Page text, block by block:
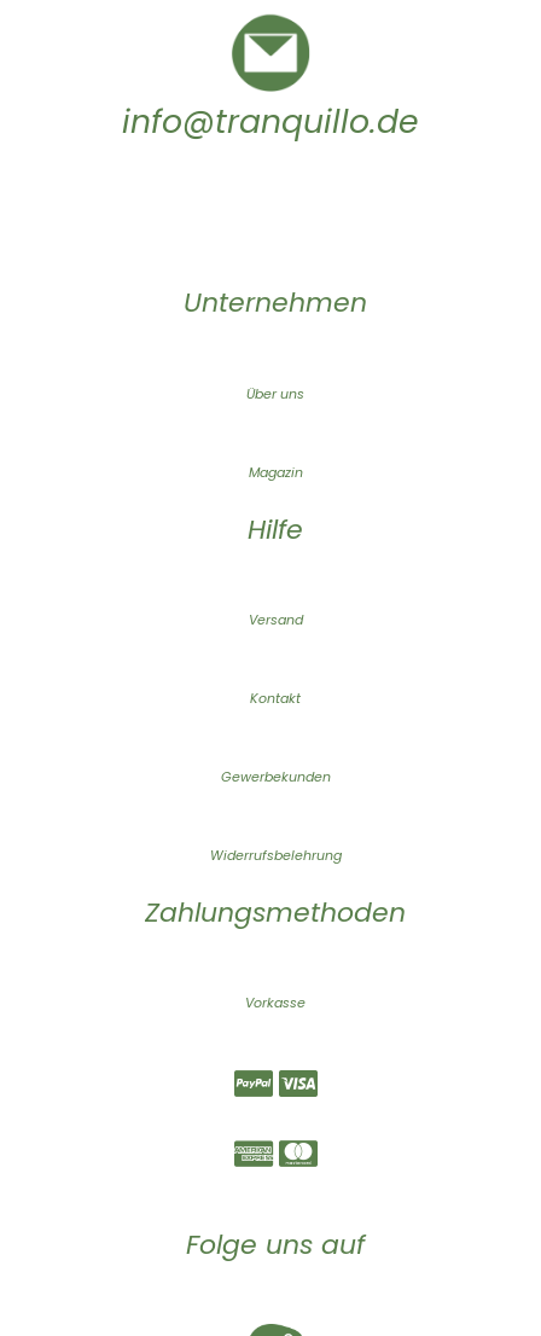
info@tranquillo.de
Unternehmen
Über uns
Magazin
Hilfe
Versand
Kontakt
Gewerbekunden
Widerrufsbelehrung
Zahlungsmethoden
Vorkasse
Folge uns auf